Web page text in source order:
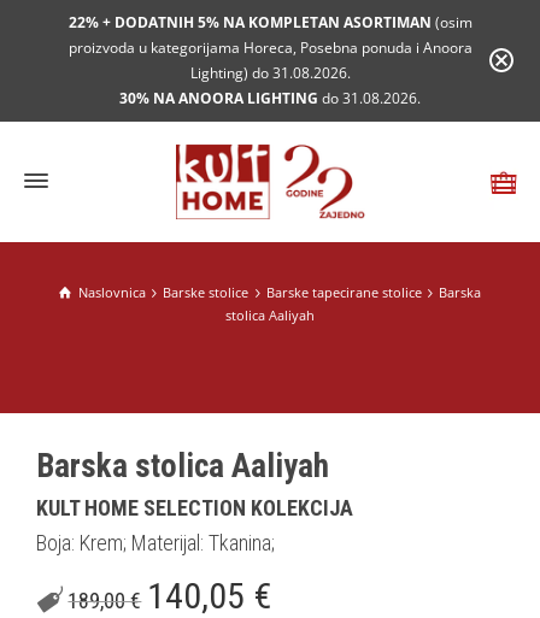
22% + DODATNIH 5% NA KOMPLETAN ASORTIMAN (osim
proizvoda u kategorijama Horeca, Posebna ponuda i Anoora
Lighting) do 31.08.2026.
30% NA ANOORA LIGHTING do 31.08.2026.
Naslovnica Barske stolice Barske tapecirane stolice
Barska
stolica Aaliyah
Barska stolica Aaliyah
KULT HOME SELECTION KOLEKCIJA
Boja: Krem; Materijal: Tkanina;
189,00€ 140,05 €